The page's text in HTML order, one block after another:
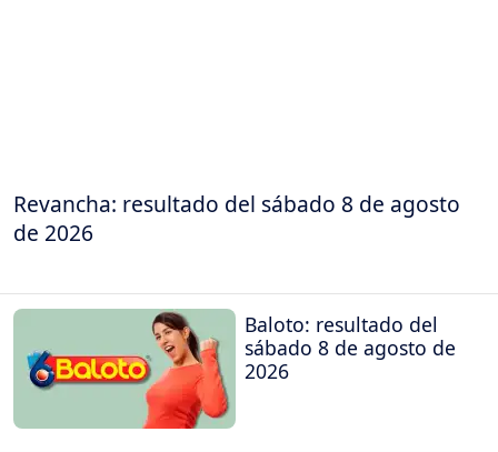
Revancha: resultado del sábado 8 de agosto
de 2026
Baloto: resultado del
sábado 8 de agosto de
2026